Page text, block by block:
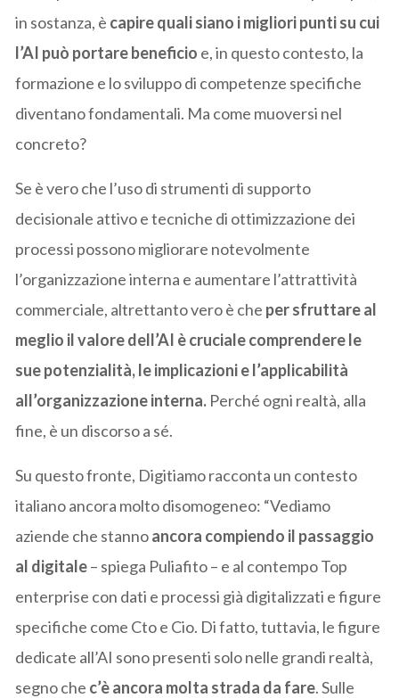
in sostanza, è capire quali siano i migliori punti su cui
l’AI può portare beneficio e, in questo contesto, la
formazione e lo sviluppo di competenze specifiche
diventano fondamentali. Ma come muoversi nel
concreto?
Se è vero che l’uso di strumenti di supporto
decisionale attivo e tecniche di ottimizzazione dei
processi possono migliorare notevolmente
l’organizzazione interna e aumentare l’attrattività
commerciale, altrettanto vero è che per sfruttare al
meglio il valore dell’AI è cruciale comprendere le
sue potenzialità, le implicazioni e l’applicabilità
all’organizzazione interna. Perché ogni realtà, alla
fine, è un discorso a sé.
Su questo fronte, Digitiamo racconta un contesto
italiano ancora molto disomogeneo: “Vediamo
aziende che stannoancora compiendo il passaggio
al digitale– spiega Puliafito – e al contempo Top
enterprise con dati e processi già digitalizzati e figure
specifiche come Cto e Cio. Di fatto, tuttavia, le figure
dedicate all’AI sono presenti solo nelle grandi realtà,
segno che c’è ancora molta strada da fare. Sulle